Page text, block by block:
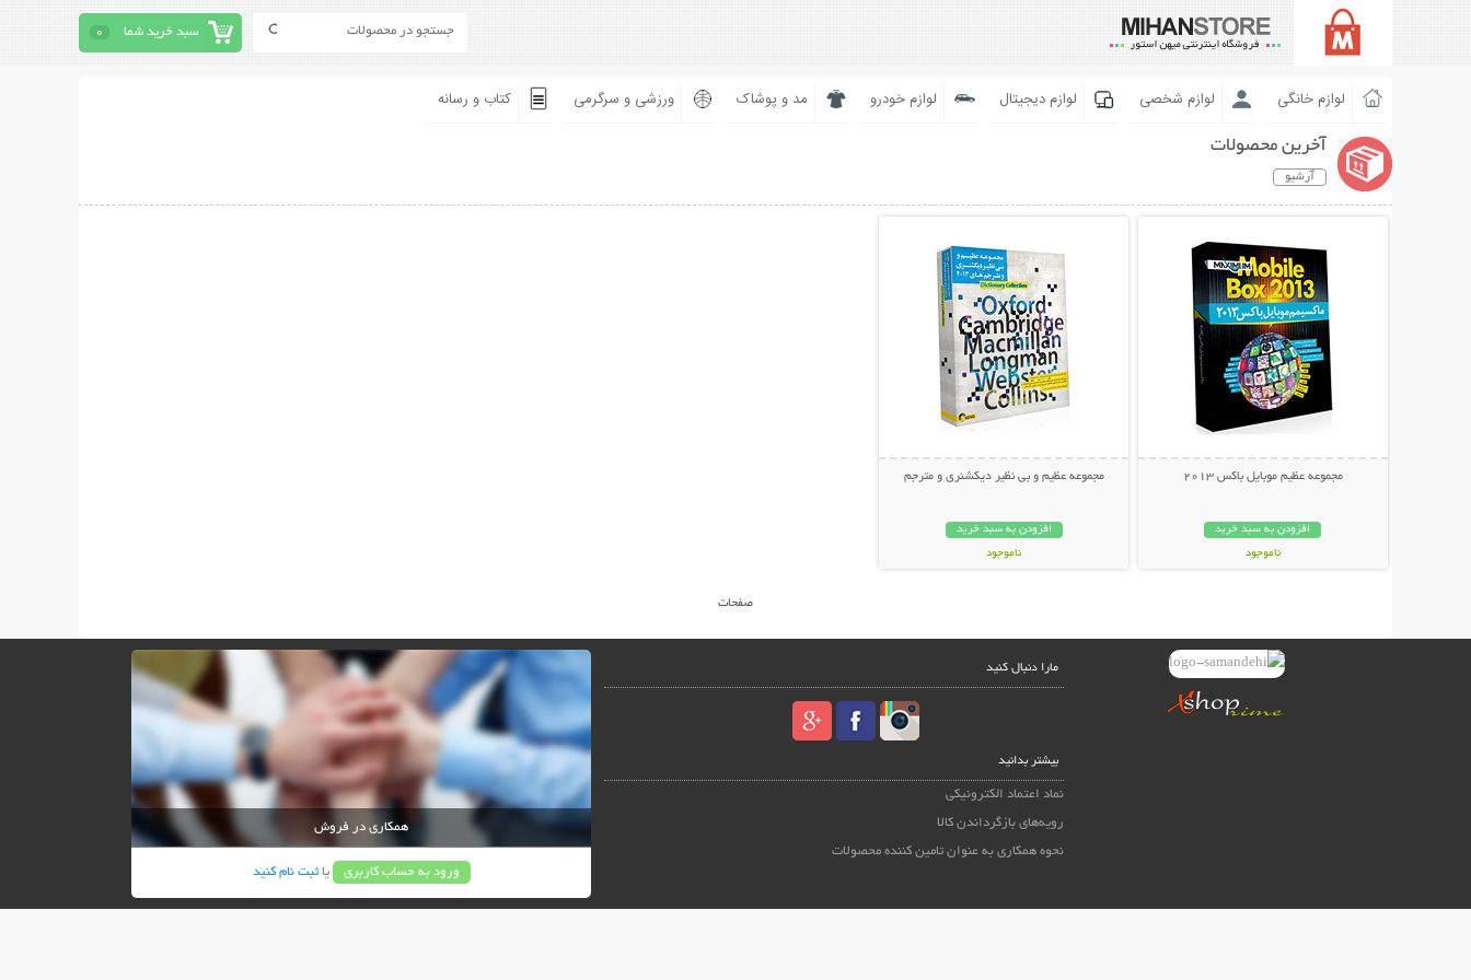
سبد خرید شما 0
لوازم خانگی لوازم شخصی لوازم دیجیتال لوازم خودرو مد و پوشاک ورزشی و سرگرمی کتاب و رسانه
آخرین محصولات
آرشیو
مجموعه عظیم موبایل باکس 2013
افزودن به سبد خرید
ناموجود
مجموعه عظیم و بی نظیر دیکشنری و مترجم
افزودن به سبد خرید
ناموجود
صفحات
مارا دنبال کنید
بیشتر بدانید
نماد اعتماد الکترونیکی
رویه‌های بازگرداندن کالا
نحوه همکاری به عنوان تامین کننده محصولات
همکاری در فروش
ورود به حساب کاربری یاثبت نام کنید